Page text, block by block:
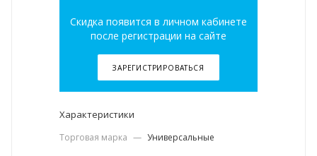
Скидка появится в личном кабинете
после регистрации на сайте
ЗАРЕГИСТРИРОВАТЬСЯ
Характеристики
Торговая марка — Универсальные